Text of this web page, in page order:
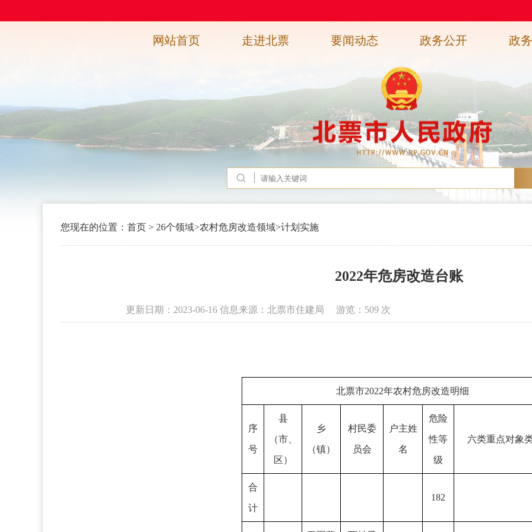
网站首页 走进北票 要闻动态 政务公开 政
您现在的位置： 首页 > 26个领域>农村危房改造领域>计划实施
2022年危房改造台账
更新日期：2023-06-16 信息来源：北票市住建局 游览： 509 次
北票市2022年农村危房改造明细
序
号
县
（市、
区）
乡
（镇）
村民委
员会
户主姓
名
危险
性等
级
六类重点对象
合
计
182